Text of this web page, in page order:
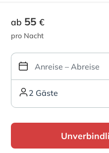
ab 55 €
pro Nacht
2 Gäste